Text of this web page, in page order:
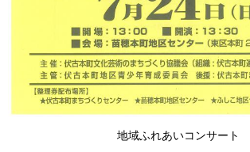
地域ふれあいコンサート